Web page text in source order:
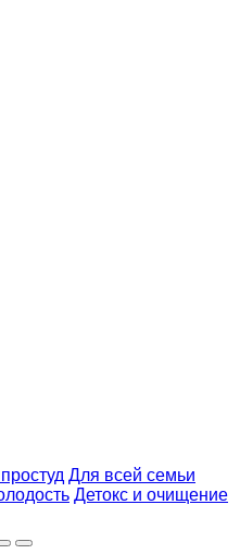
Для всей семьи
Детокс и очищение